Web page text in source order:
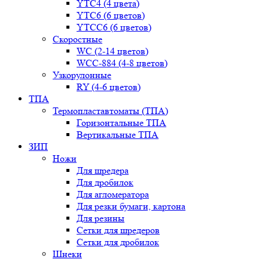
YТС4 (4 цвета)
YТС6 (6 цветов)
YТСC6 (6 цветов)
Скоростные
WС (2-14 цветов)
WСС-884 (4-8 цветов)
Узкорулонные
RY (4-6 цветов)
ТПА
Термопластавтоматы (ТПА)
Горизонтальные ТПА
Вертикальные ТПА
ЗИП
Ножи
Для шредера
Для дробилок
Для агломератора
Для резки бумаги, картона
Для резины
Сетки для шредеров
Сетки для дробилок
Шнеки